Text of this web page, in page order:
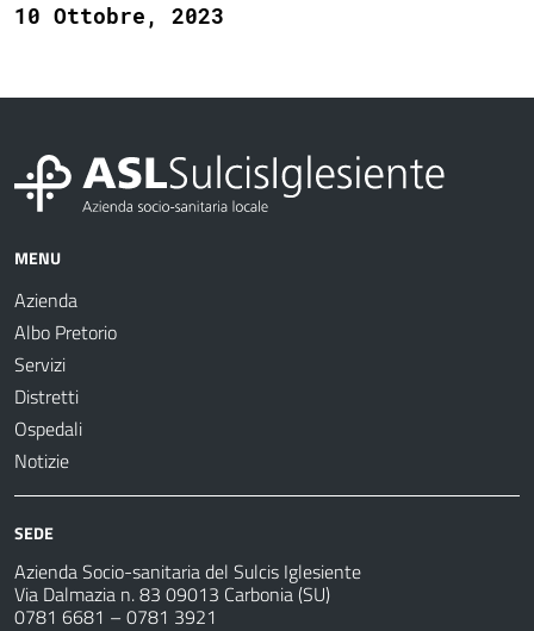
10 Ottobre, 2023
MENU
Azienda
Albo Pretorio
Servizi
Distretti
Ospedali
Notizie
SEDE
Azienda Socio-sanitaria del Sulcis Iglesiente
Via Dalmazia n. 83 09013 Carbonia (SU)
0781 6681 – 0781 3921